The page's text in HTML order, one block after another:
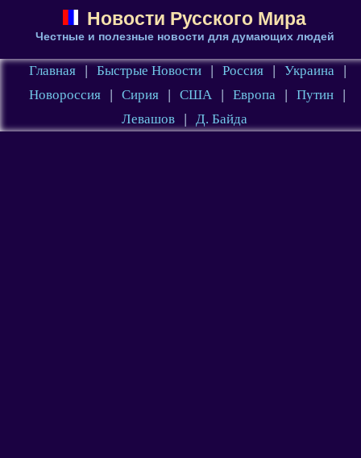
Новости Русского Мира
Честные и полезные новости для думающих людей
Главная | Быстрые Новости | Россия | Украина
|
Новороссия
| Сирия | США | Европа | Путин
|
Левашов
| Д. Байда